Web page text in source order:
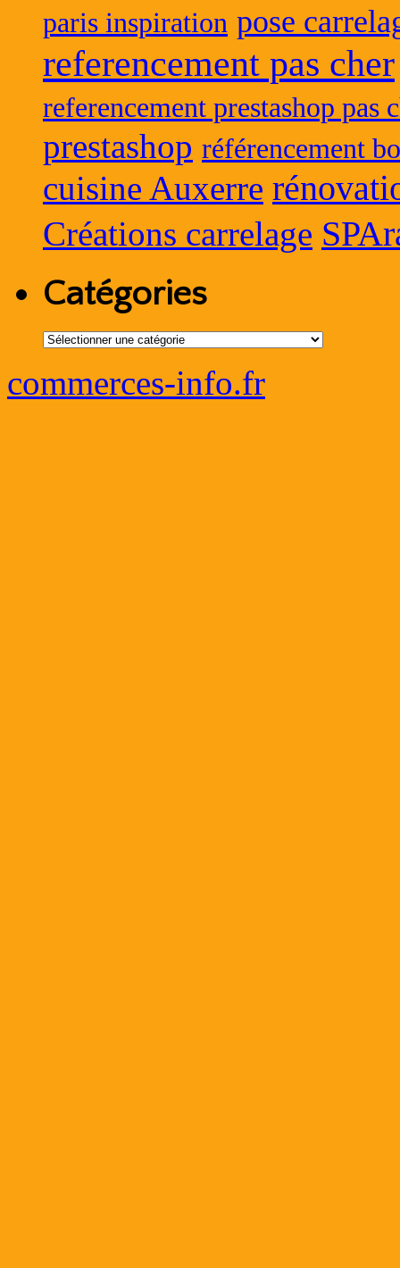
paris inspiration pose
referencement pas cher
referencement prestashop pas
prestashop référencement
cuisine Auxerre
Créations carrelage
Catégories
Catégories
commerces-info.fr